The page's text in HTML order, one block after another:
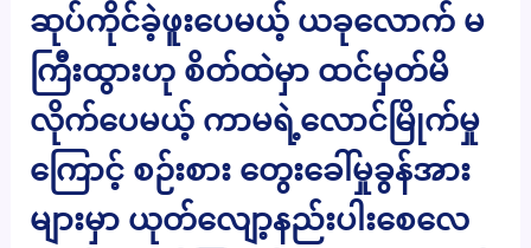
ဆုပ်ကိုင်ခဲ့ဖူးပေမယ့် ယခုလောက် မ
ကြီးထွားဟု စိတ်ထဲမှာ ထင်မှတ်မိ
လိုက်ပေမယ့် ကာမရဲ့လောင်မြိုက်မှု
ကြောင့် စဉ်းစား တွေးခေါ်မှုခွန်အား
များမှာ ယုတ်လျော့နည်းပါးစေလေ